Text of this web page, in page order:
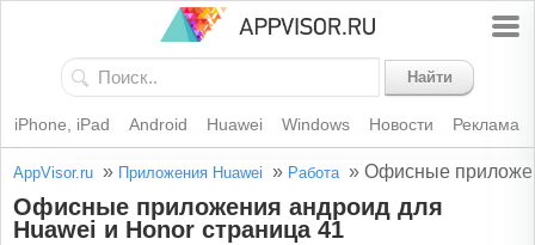
Найти
iPhone, iPad Android Huawei Windows Новости Реклама
AppVisor.ru » Приложения Huawei » Работа » Офисные
Офисные приложения андроид для
Huawei и Honor страница 41